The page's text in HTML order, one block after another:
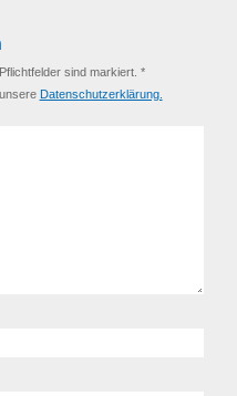
sind markiert. *
Datenschutzerklärung.